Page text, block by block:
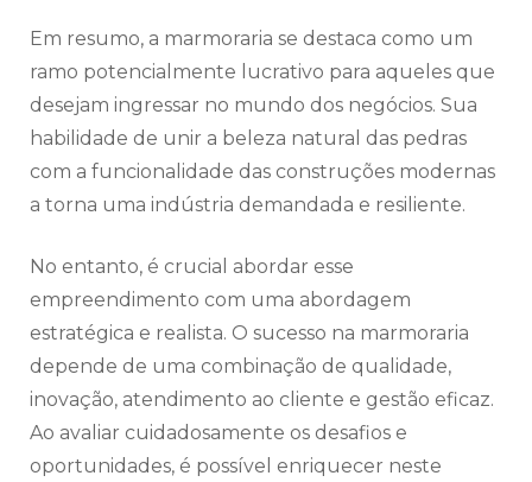
Em resumo, a marmoraria se destaca como um
ramo potencialmente lucrativo para aqueles que
desejam ingressar no mundo dos negócios. Sua
habilidade de unir a beleza natural das pedras
com a funcionalidade das construções modernas
a torna uma indústria demandada e resiliente.
No entanto, é crucial abordar esse
empreendimento com uma abordagem
estratégica e realista. O sucesso na marmoraria
depende de uma combinação de qualidade,
inovação, atendimento ao cliente e gestão eficaz.
Ao avaliar cuidadosamente os desafios e
oportunidades, é possível enriquecer neste